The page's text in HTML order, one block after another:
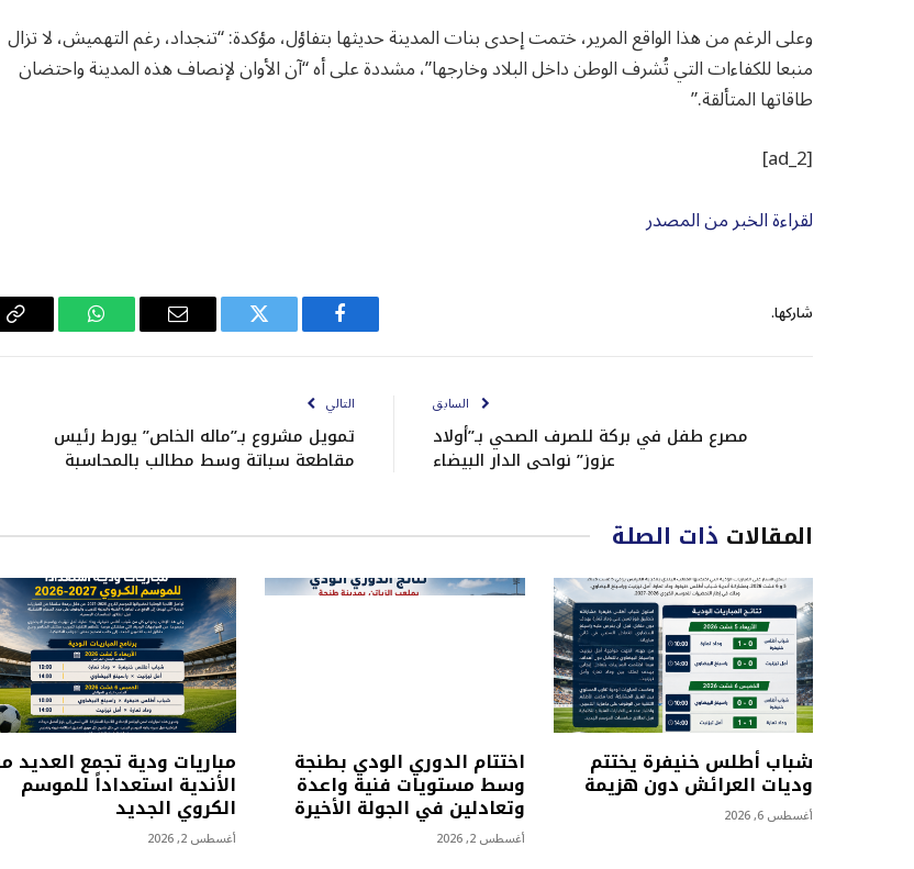
وعلى الرغم من هذا الواقع المرير، ختمت إحدى بنات المدينة حديثها بتفاؤل، مؤكدة: “تنجداد، رغم التهميش، لا تزال
منبعا للكفاءات التي تُشرف الوطن داخل البلاد وخارجها”، مشددة على أه “آن الأوان لإنصاف هذه المدينة واحتضان
طاقاتها المتألقة.”
[ad_2]
لقراءة الخبر من المصدر
شاركها.
فيسبوك تويتر
البريد
واتساب
السابق
مصرع طفل في بركة للصرف الصحي بـ”أولاد
عزوز” نواحي الدار البيضاء
التالي
تمويل مشروع بـ”ماله الخاص” يورط رئيس
مقاطعة سباتة وسط مطالب بالمحاسبة
المقالات ذات الصلة
شباب أطلس خنيفرة يختتم
وديات العرائش دون هزيمة
أغسطس 6, 2026
اختتام الدوري الودي بطنجة
وسط مستويات فنية واعدة
وتعادلين في الجولة الأخيرة
أغسطس 2, 2026
مباريات ودية تجمع العديد
الأندية استعداداً للموسم
الكروي الجديد
أغسطس 2, 2026